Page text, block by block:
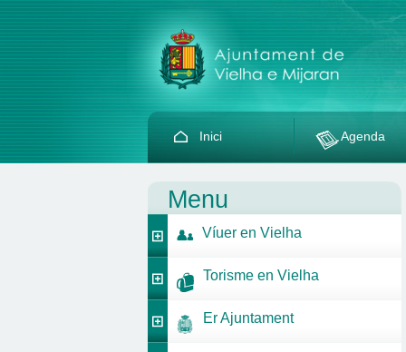
Inici Agenda
Menu
Víuer en Vielha
Torisme en Vielha
Er Ajuntament